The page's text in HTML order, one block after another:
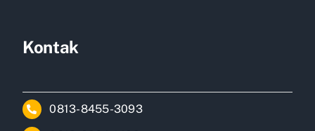
Kontak
0813-8455-3093